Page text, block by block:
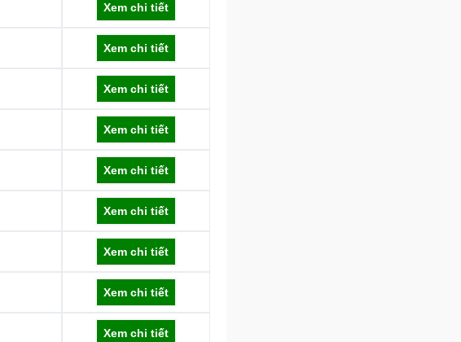
Xem chi tiết
Xem chi tiết
Xem chi tiết
Xem chi tiết
Xem chi tiết
Xem chi tiết
Xem chi tiết
Xem chi tiết
Xem chi tiết